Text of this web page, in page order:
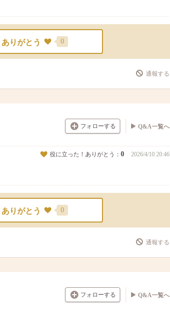
ありがとう 0
通報する
フォローする Q&A一覧へ
役に立った！ありがとう： 0 2026/4/10 20:46
ありがとう 0
通報する
フォローする Q&A一覧へ